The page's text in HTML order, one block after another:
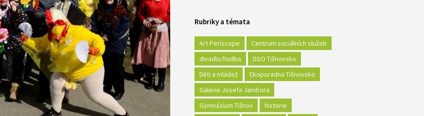
Rubriky a témata
Art Periscope
Centrum sociálních služeb
divadlo/hudba
DSO Tišnovsko
Děti a mládež
Ekoporadna Tišnovsko
Galerie Josefa Jambora
Gymnázium Tišnov
historie